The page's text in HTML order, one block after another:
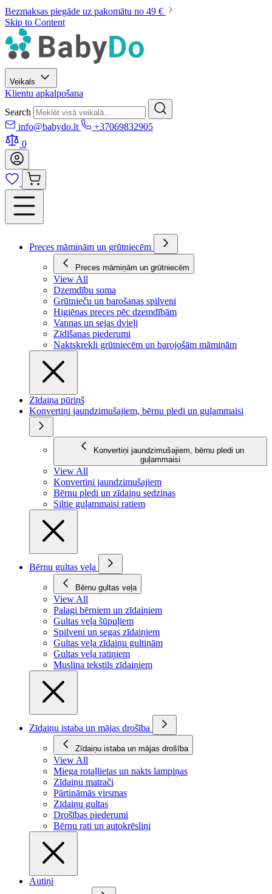
Bezmaksas piegāde uz pakomātu no 49 €
Skip to Content
Veikals
Klientu apkalpošana
Search
info@babydo.lt
+37069832905
0
Preces māmiņām un grūtniecēm
Preces māmiņām un grūtniecēm
View All
Dzemdību soma
Grūtnieču un barošanas spilveni
Higiēnas preces pēc dzemdībām
Vannas un sejas dvieļi
Zīdīšanas piederumi
Naktskrekli grūtniecēm un barojošām māmiņām
Zīdaiņa pūriņš
Konvertiņi jaundzimušajiem, bērnu pledi un guļammaisi
Konvertiņi jaundzimušajiem, bērnu pledi un
guļammaisi
View All
Konvertiņi jaundzimušajiem
Bērnu pledi un zīdaiņu sedziņas
Siltie guļammaisi ratiem
Bērnu gultas veļa
Bērnu gultas veļa
View All
Palagi bērniem un zīdaiņiem
Gultas veļa šūpuļiem
Spilveni un segas zīdaiņiem
Gultas veļa zīdaiņu gultiņām
Gultas veļa ratiņiem
Muslina tekstils zīdaiņiem
Zīdaiņu istaba un mājas drošība
Zīdaiņu istaba un mājas drošība
View All
Miega rotaļlietas un nakts lampiņas
Zīdaiņu matrači
Pārtināmās virsmas
Zīdaiņu gultas
Drošības piederumi
Bērnu rati un autokrēsliņi
Autiņi